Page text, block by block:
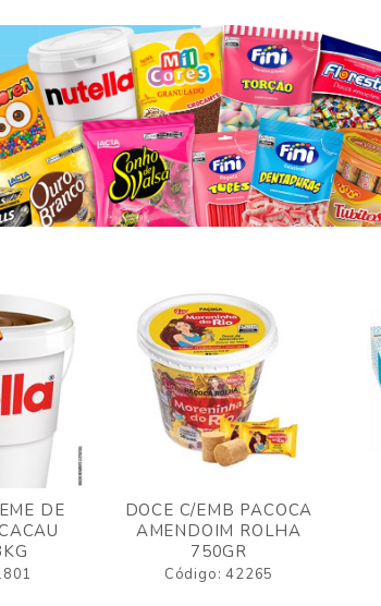
DE
DOCE C/EMB PACOCA
AMENDOIM ROLHA
750GR
Código: 42265